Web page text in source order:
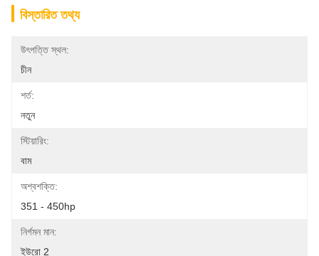
বিস্তারিত তথ্য
উৎপত্তি স্থল:
চীন
শর্ত:
নতুন
স্টিয়ারিং:
বাম
অশ্বশক্তি:
351 - 450hp
নির্গমন মান:
ইউরো 2